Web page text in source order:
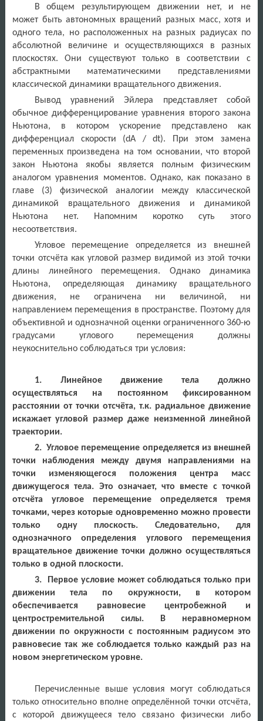
В общем результирующем движении нет, и не
может быть автономных вращений разных масс, хотя и
одного тела, но расположенных на разных радиусах по
абсолютной величине и осуществляющихся в разных
плоскостях. Они существуют только в соответствии с
абстрактными математическими представлениями
классической динамики вращательного движения.
Вывод уравнений Эйлера представляет собой
обычное дифференцирование уравнения второго закона
Ньютона, в котором ускорение представлено как
дифференциал скорости (dA /dt). При этом замена
переменных произведена на том основании, что второй
закон Ньютона якобы является полным физическим
аналогом уравнения моментов. Однако, как показано в
главе (3) физической аналогии между классической
динамикой вращательного движения и динамикой
Ньютона нет. Напомним коротко суть этого
несоответствия.
Угловое перемещение определяется из внешней
точки отсчёта как угловой размер видимой из этой точки
длины линейного перемещения. Однако динамика
Ньютона, определяющая динамику вращательного
движения, не ограничена ни величиной, ни
направлением перемещения в пространстве. Поэтому для
объективной и однозначной оценки ограниченного 360-ю
градусами углового перемещения должны
неукоснительно соблюдаться три условия:
1. Линейное движение тела должно
осуществляться на постоянном фиксированном
расстоянии от точки отсчёта, т.к. радиальное движение
искажает угловой размер даже неизменной линейной
траектории.
2. Угловое перемещение определяется из внешней
точки наблюдения между двумя направлениями на
точки изменяющегося положения центра масс
движущегося тела. Это означает, что вместе с точкой
отсчёта угловое перемещение определяется тремя
точками, через которые одновременно можно провести
только одну плоскость. Следовательно, для
однозначного определения углового перемещения
вращательное движение точки должно осуществляться
только в одной плоскости.
3. Первое условие может соблюдаться только при
движении тела по окружности, в котором
обеспечивается равновесие центробежной и
центростремительной силы. В неравномерном
движении по окружности с постоянным радиусом это
равновесие так же соблюдается только каждый раз на
новом энергетическом уровне.
Перечисленные выше условия могут соблюдаться
только относительно вполне определённой точки отсчёта,
с которой движущееся тело связано физически либо